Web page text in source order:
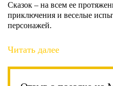
Сказок – на всем ее
приключения и веселые
персонажей.
Читать далее